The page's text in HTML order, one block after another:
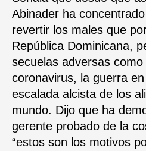
Abinader ha
revertir los males que
República Dominicana,
secuelas adversas como
coronavirus, la guerra
escalada alcista de los
mundo. Dijo que ha
gerente probado de la
“estos son los motivos